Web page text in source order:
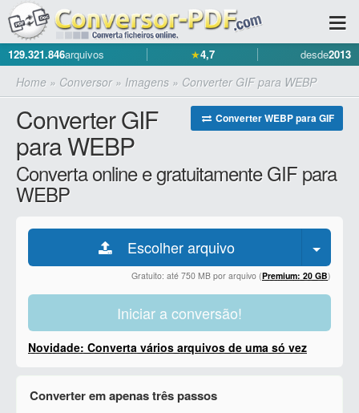
129.321.846arquivos ★4,7 desde2013
Home » Conversor» Imagens » Converter GIF para WEBP
Converter WEBP para GIF
Converter GIF
para WEBP
Converta online e gratuitamente GIF para
WEBP
Escolher arquivo
Gratuito: até 750 MB por arquivo (Premium: 20 GB)
Iniciar a conversão!
Novidade: Converta vários arquivos de uma só vez
Converter em apenas três passos